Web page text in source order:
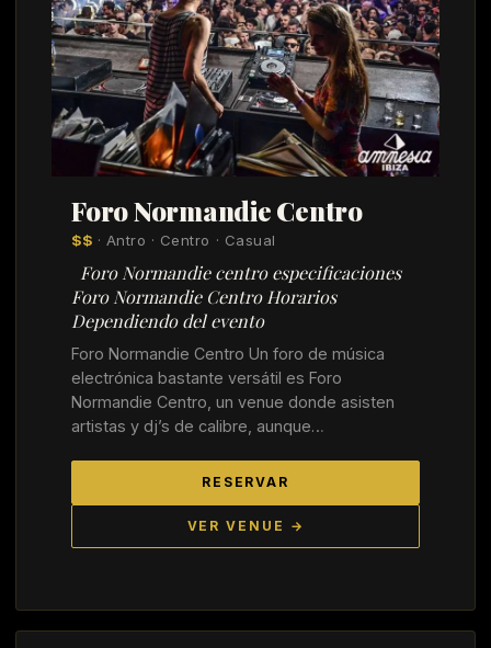
Foro Normandie Centro
$$ · Antro · Centro · Casual
Foro Normandie centro especificaciones
Foro Normandie Centro Horarios
Dependiendo del evento
Foro Normandie Centro Un foro de música
electrónica bastante versátil es Foro
Normandie Centro, un venue donde asisten
artistas y dj’s de calibre, aunque…
RESERVAR
VER VENUE →